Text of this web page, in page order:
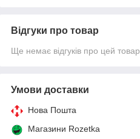
Відгуки про товар
Ще немає відгуків про цей товар
Умови доставки
Нова Пошта
Магазини Rozetka